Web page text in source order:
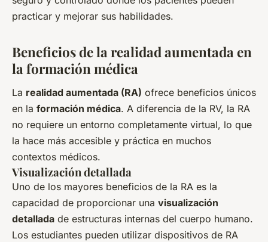
practicar y mejorar sus habilidades.
Beneficios de la realidad aumentada en
la formación médica
La realidad aumentada (RA) ofrece beneficios únicos
en la formación médica. A diferencia de la RV, la RA
no requiere un entorno completamente virtual, lo que
la hace más accesible y práctica en muchos
contextos médicos.
Visualización detallada
Uno de los mayores beneficios de la RA es la
capacidad de proporcionar una visualización
detallada de estructuras internas del cuerpo humano.
Los estudiantes pueden utilizar dispositivos de RA